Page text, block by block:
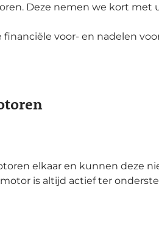
Deze nemen we kort met
voor- en nadelen
elkaar en kunnen deze
is altijd actief ter